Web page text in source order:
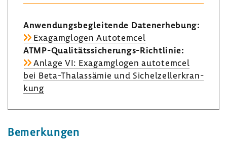
Anwen­dungs­be­glei­tende Daten­er­he­bung:
Exagam­glogen Auto­temcel
ATMP-​Qualitätssicherungs-Richtlinie:
Anlage VI: Exagam­glogen auto­temcel
bei Beta-​Thalassämie und Sichel­zel­l­er­kran­
kung
Bemer­kungen